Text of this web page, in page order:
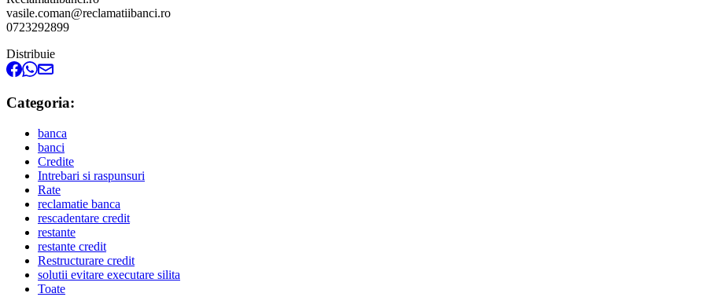
vasile.coman@reclamatiibanci.ro
0723292899
Distribuie
Categoria:
banca
banci
Credite
Intrebari si raspunsuri
Rate
reclamatie banca
rescadentare credit
restante
restante credit
Restructurare credit
solutii evitare executare silita
Toate